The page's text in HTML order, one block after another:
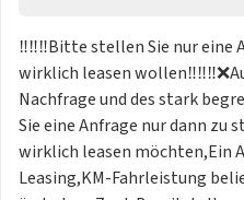
‼️‼️‼️Bitte stellen Sie nur eine
wirklich leasen
Nachfrage und des stark
Sie eine Anfrage nur dann zu
wirklich leasen möchten,Ein
Leasing,KM-Fahrleistung